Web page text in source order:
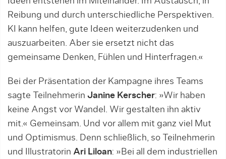
Reibung und durch unterschiedliche Perspektiven.
KI kann helfen, gute Ideen weiterzudenken und
auszuarbeiten. Aber sie ersetzt nicht das
gemeinsame Denken, Fühlen und Hinterfragen.«
Bei der Präsentation der Kampagne ihres Teams
sagte Teilnehmerin Janine Kerscher: »Wir haben
keine Angst vor Wandel. Wir gestalten ihn aktiv
mit.« Gemeinsam. Und vor allem mit ganz viel Mut
und Optimismus. Denn schließlich, so Teilnehmerin
und Illustratorin Ari Liloan: »Bei all dem industriellen